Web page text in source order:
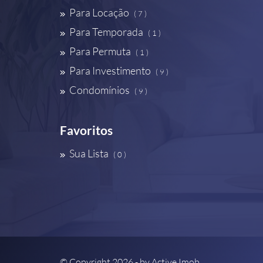
Para Locação ( 7 )
Para Temporada ( 1 )
Para Permuta ( 1 )
Para Investimento ( 9 )
Condomínios ( 9 )
Favoritos
Sua Lista ( 0 )